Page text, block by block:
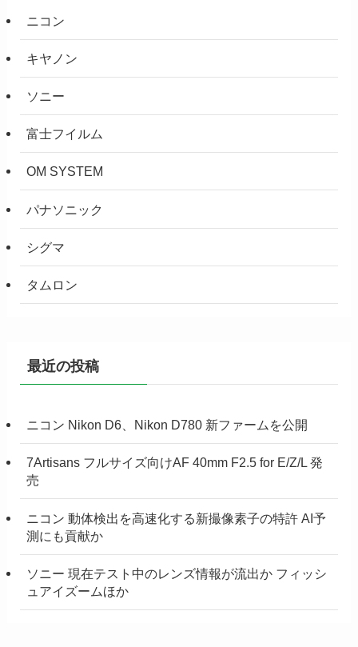
ニコン
キヤノン
ソニー
富士フイルム
OM SYSTEM
パナソニック
シグマ
タムロン
最近の投稿
ニコン Nikon D6、Nikon D780 新ファームを公開
7Artisans フルサイズ向けAF 40mm F2.5 for E/Z/L 発
売
ニコン 動体検出を高速化する新撮像素子の特許 AI予
測にも貢献か
ソニー 現在テスト中のレンズ情報が流出か フィッシ
ュアイズームほか